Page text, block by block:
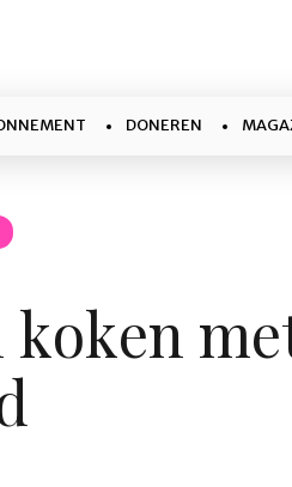
DONEREN
koken